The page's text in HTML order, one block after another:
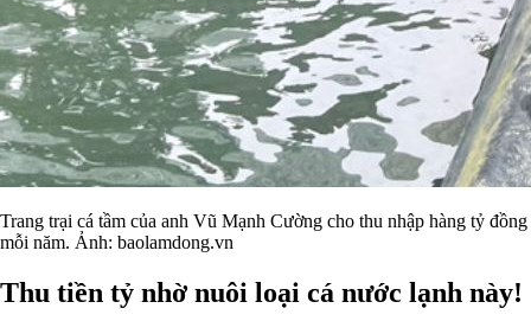
Trang trại cá tầm của anh Vũ Mạnh Cường cho thu nhập hàng tỷ đồng
mỗi năm. Ảnh: baolamdong.vn
Thu tiền tỷ nhờ nuôi loại cá nước lạnh này!